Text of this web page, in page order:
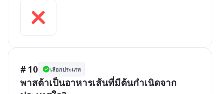
# 10 เลือกประเภท
พาสต้าเป็นอาหารเส้นที่มีต้นกำเนิดจาก